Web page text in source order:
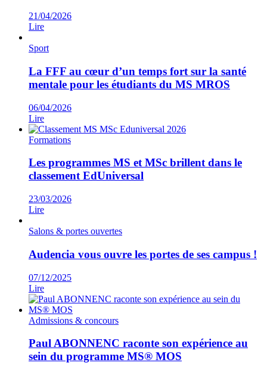
21/04/2026
Lire
Sport
La FFF au cœur d’un temps fort sur la santé
mentale pour les étudiants du MS MROS
06/04/2026
Lire
Formations
Les programmes MS et MSc brillent dans le
classement EdUniversal
23/03/2026
Lire
Salons & portes ouvertes
Audencia vous ouvre les portes de ses campus !
07/12/2025
Lire
Admissions & concours
Paul ABONNENC raconte son expérience au
sein du programme MS® MOS